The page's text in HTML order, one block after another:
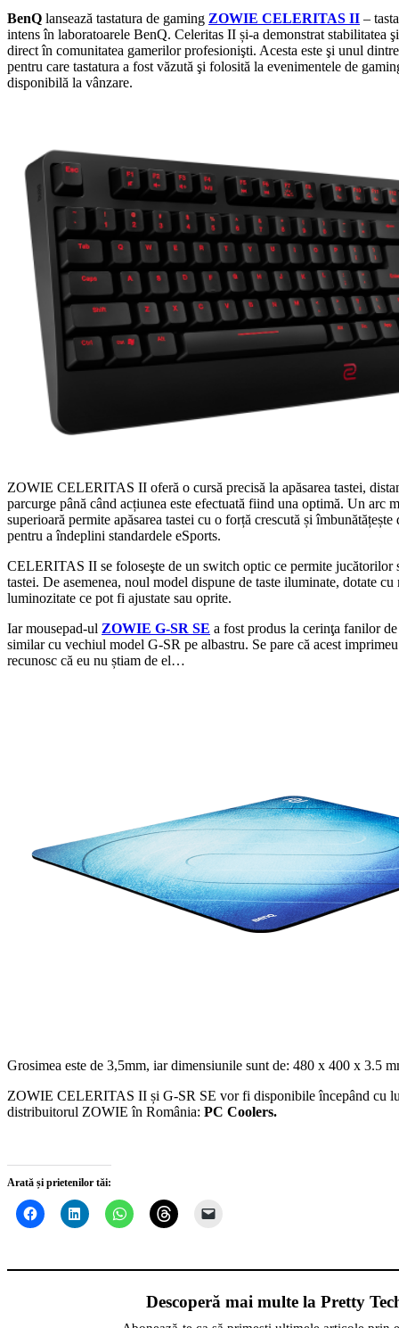
BenQ lansează tastatura de gaming ZOWIE CELERITAS II –
intens în laboratoarele BenQ. Celeritas II și-a demonstrat stabilitatea
direct în comunitatea gamerilor profesionişti. Acesta este şi unul
pentru care tastatura a fost văzută şi folosită la evenimentele de
disponibilă la vânzare.
ZOWIE CELERITAS II oferă o cursă precisă la apăsarea tastei,
parcurge până când acțiunea este efectuată fiind una optimă. Un arc
superioară permite apăsarea tastei cu o forță crescută și
pentru a îndeplini standardele eSports.
CELERITAS II se foloseşte de un switch optic ce permite jucătorilor
tastei. De asemenea, noul model dispune de taste iluminate, dotate
luminozitate ce pot fi ajustate sau oprite.
Iar mousepad-ul ZOWIE G-SR SE a fost produs la cerinţa fanilor
similar cu vechiul model G-SR pe albastru. Se pare că acest
recunosc că eu nu știam de el…
Grosimea este de 3,5mm, iar dimensiunile sunt de: 480 x 400 x 3.5
ZOWIE CELERITAS II și G-SR SE vor fi disponibile începând cu
distribuitorul ZOWIE în România: PC Coolers.
Arată și prietenilor tăi:
Descoperă mai multe la Pretty